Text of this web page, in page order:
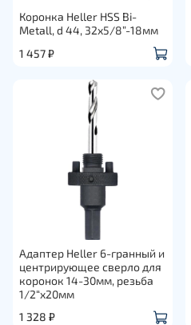
Коронка Heller HSS Bi-
Metall, d 44, 32х5/8”-18мм
1 457 ₽
Адаптер Heller 6-гранный и
центрирующее сверло для
коронок 14-30мм, резьба
1/2“x20мм
1 328 ₽